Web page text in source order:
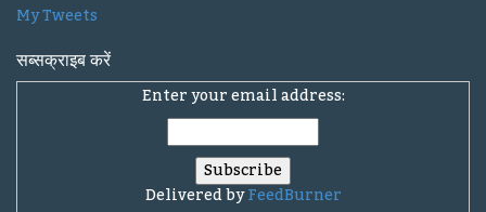
My Tweets
सब्सक्राइब करें
Enter your email address:
Delivered byFeedBurner